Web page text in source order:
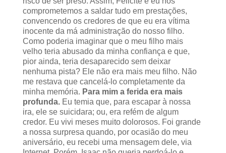
comprometemos a saldar tudo em prestações,
convencendo os credores de que eu era vítima
inocente da má administração do nosso filho.
Como poderia imaginar que o meu filho mais
velho teria abusado da minha confiança e que,
pior ainda, teria desaparecido sem deixar
nenhuma pista? Ele não era mais meu filho. Não
me restava que cancelá-lo completamente da
minha memória. Para mim a ferida era mais
profunda.Eu temia que, para escapar à nossa
ira, ele se suicidara; ou, era refém de algum
credor. Eu vivi meses muito dolorosos. Foi grande
a nossa surpresa quando, por ocasião do meu
aniversário, eu recebi uma mensagem dele, via